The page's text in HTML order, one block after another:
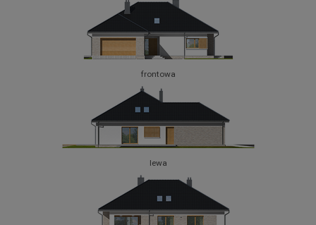
frontowa
lewa